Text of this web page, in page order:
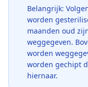
Belangrijk:
worden
maanden oud
weggegeven.
worden
worden gechipt
hiernaar.